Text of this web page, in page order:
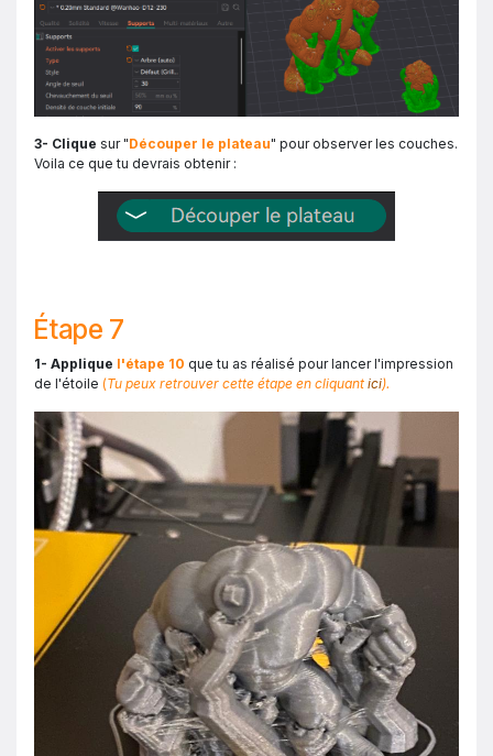
3- Clique sur "Découper le plateau" pour observer les couches.
Voila ce que tu devrais obtenir :
Étape 7
1- Applique l'étape 10 que tu as réalisé pour lancer l'impression
de l'étoile (Tu peux retrouver cette étape en cliquant ici).